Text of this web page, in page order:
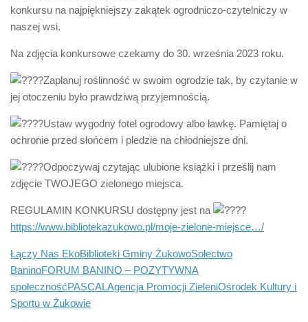
konkursu na najpiękniejszy zakątek ogrodniczo-czytelniczy w
naszej wsi.
Na zdjęcia konkursowe czekamy do 30. września 2023 roku.
Zaplanuj roślinność w swoim ogrodzie tak, by czytanie w
jej otoczeniu było prawdziwą przyjemnością.
Ustaw wygodny fotel ogrodowy albo ławkę. Pamiętaj o
ochronie przed słońcem i pledzie na chłodniejsze dni.
Odpoczywaj czytając ulubione książki i prześlij nam
zdjęcie TWOJEGO zielonego miejsca.
REGULAMIN KONKURSU dostępny jest na
https://www.bibliotekazukowo.pl/moje-zielone-miejsce…/
Łączy Nas EkoBiblioteki Gminy ŻukowoSołectwo
BaninoFORUM BANINO – POZYTYWNA
społecznośćPASCALAgencja Promocji ZieleniOśrodek Kultury i
Sportu w Żukowie